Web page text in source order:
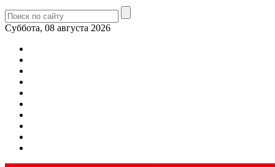
Суббота, 08 августа 2026